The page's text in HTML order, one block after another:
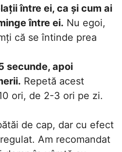
între ei, ca și cum ai
între ei. Nu egoi,
că se întinde prea
secunde, apoi
Repetă acest
ori, de 2-3 ori pe zi.
de cap, dar cu efect
Am recomandat